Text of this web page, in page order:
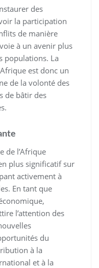
des
la participation
de manière
à un avenir plus
populations. La
est donc un
de la volonté des
de bâtir des
de l’Afrique
plus significatif sur
activement à
En tant que
l’attention des
du
à la
et à la